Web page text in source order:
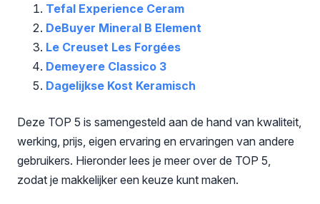
Tefal Experience Ceram
DeBuyer Mineral B Element
Le Creuset Les Forgées
Demeyere Classico 3
Dagelijkse Kost Keramisch
Deze TOP 5 is samengesteld aan de hand van kwaliteit,
werking, prijs, eigen ervaring en ervaringen van andere
gebruikers. Hieronder lees je meer over de TOP 5,
zodat je makkelijker een keuze kunt maken.